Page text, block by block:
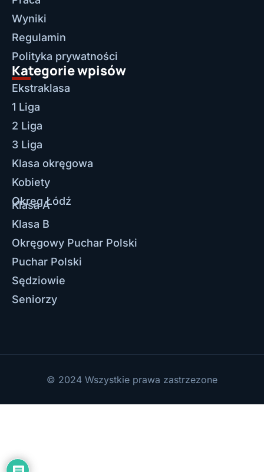
Wyniki
Regulamin
Polityka prywatności
Kategorie wpisów
Ekstraklasa
1 Liga
2 Liga
3 Liga
Klasa okręgowa
Kobiety
Okręg Łódź
Klasa A
Klasa B
Okręgowy Puchar Polski
Puchar Polski
Sędziowie
Seniorzy
© 2024 Wszystkie prawa zastrzezone